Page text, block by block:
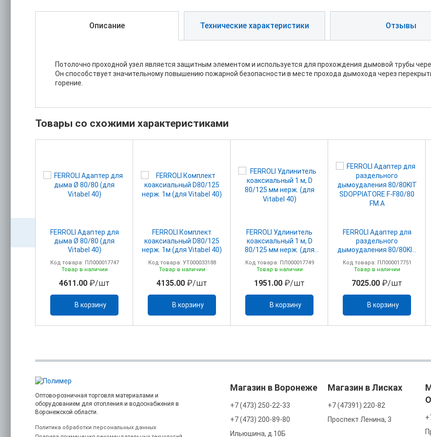
Описание Технические характеристики Отзывы
Потолочно проходной узел является защитным элементом и используется для прохождения дымовой трубы
Он способствует значительному повышению пожарной безопасности в месте прохода дымохода через
горение.
Товары со схожими характеристиками
FERROLI Адаптер для
дыма Ø 80/80 (для
Vitabel 40)
Код товара: ПЛ000017747
Товар в наличии
4611.00 ₽/шт
В корзину
FERROLI Комплект
коаксиальный D80/125
нерж. 1м (для Vitabel 40)
Код товара: УТ000033188
Товар в наличии
4135.00 ₽/шт
В корзину
FERROLI Удлинитель
коаксиальный 1 м, D
80/125 мм нерж. (для
Код товара: ПЛ000017749
Товар в наличии
1951.00 ₽/шт
В корзину
FERROLI Адаптер для
раздельного
дымоудаления 80/80KIT
FM.A
Код товара: ПЛ000017751
Товар в наличии
7025.00 ₽/шт
В корзину
Оптово-розничная торговля материалами и
оборудованием для отопления и водоснабжения в
Воронежской области.
Политика обработки персональных данных
Магазин в Воронеже
+7 (473) 250-22-33
+7 (473) 200-89-80
Ильюшина, д.10Б
Магазин в Лисках
+7 (47391) 220-82
Проспект Ленина, 3